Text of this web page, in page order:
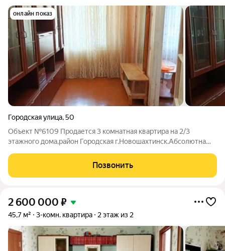
онлайн показ
Городская улица,50
Объект №6109 Продается 3 комнатная квартира на 2/3
этажного дома,район Городская г.Новошахтинск.Абсолютна
города 10 мин. 2 комнаты изолированные,зал смежный.Есть
кладовая комната.Сан.узел
Позвонить
2 600 000 ₽
45,7 м² 3-комн. квартира 2 этаж из 2